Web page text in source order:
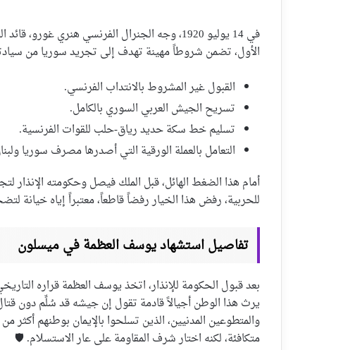
في 14 يوليو 1920، وجه الجنرال الفرنسي هنري
الأول، تضمن شروطاً مهينة تهدف إلى تجريد سوريا من
القبول غير المشروط بالانتداب الفرنسي.
تسريح الجيش العربي السوري بالكامل.
تسليم خط سكة حديد رياق-حلب للقوات الفرنسية.
التعامل بالعملة الورقية التي أصدرها مصرف سوريا
أمام هذا الضغط الهائل، قبل الملك فيصل وحكومته الإنذار
للحربية، رفض هذا الخيار رفضاً قاطعاً، معتبراً إياه خيانة
تفاصيل استشهاد يوسف العظمة في ميسلون
بعد قبول الحكومة للإنذار، اتخذ يوسف العظمة قراره
يرث هذا الوطن أجيالاً قادمة تقول إن جيشه قد سُلِّم دون
والمتطوعين المدنيين، الذين تسلحوا بالإيمان بوطنهم أكثر
متكافئة، لكنه اختار شرف المقاومة على عار الاستسلام. 🛡️